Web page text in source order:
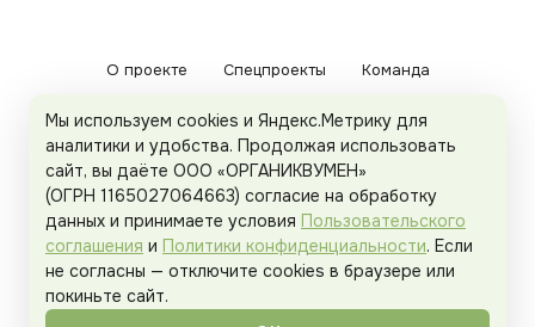
О проекте Спецпроекты Команда
Рекламодателям Политика конфиденциальности
Пользовательское соглашение
Organicwoman.ru . Все права защищены.
Мы используем cookies и Яндекс.Метрику для
аналитики и удобства. Продолжая использовать
сайт, вы даёте ООО «ОРГАНИКВУМЕН»
(ОГРН 1165027064663) согласие на обработку
данных и принимаете условия Пользовательского
соглашения и Политики конфиденциальности. Если
не согласны — отключите cookies в браузере или
покиньте сайт.